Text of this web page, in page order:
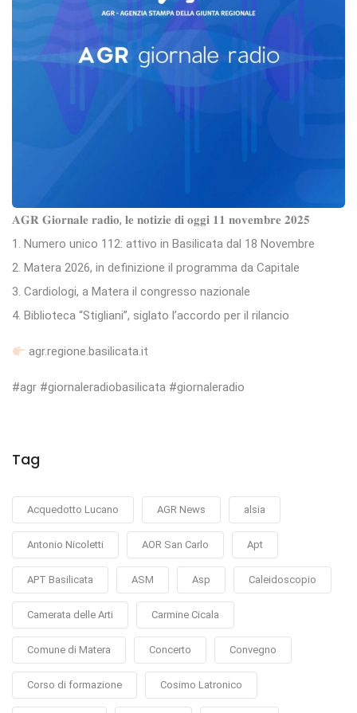
𝐀𝐆𝐑 𝐆𝐢𝐨𝐫𝐧𝐚𝐥𝐞 𝐫𝐚𝐝𝐢𝐨, 𝐥𝐞 𝐧𝐨𝐭𝐢𝐳𝐢𝐞 𝐝𝐢 𝐨𝐠𝐠𝐢 𝟏𝟏 𝐧𝐨𝐯𝐞𝐦𝐛𝐫𝐞 𝟐𝟎𝟐𝟓
1. Numero unico 112: attivo in Basilicata dal 18 Novembre
2. Matera 2026, in definizione il programma da Capitale
3. Cardiologi, a Matera il congresso nazionale
4. Biblioteca “Stigliani”, siglato l’accordo per il rilancio
agr.regione.basilicata.it
#agr #giornaleradiobasilicata #giornaleradio
Tag
Acquedotto Lucano AGR News alsia
Antonio Nicoletti AOR San Carlo Apt
APT Basilicata ASM Asp Caleidoscopio
Camerata delle Arti Carmine Cicala
Comune di Matera Concerto Convegno
Corso di formazione Cosimo Latronico